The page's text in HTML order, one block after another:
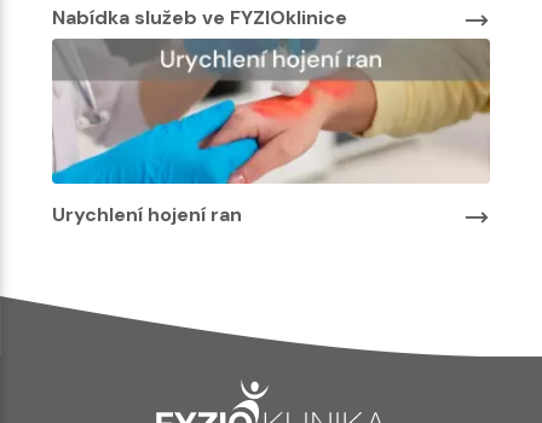
Nabídka služeb ve FYZIOklinice
Urychlení hojení ran